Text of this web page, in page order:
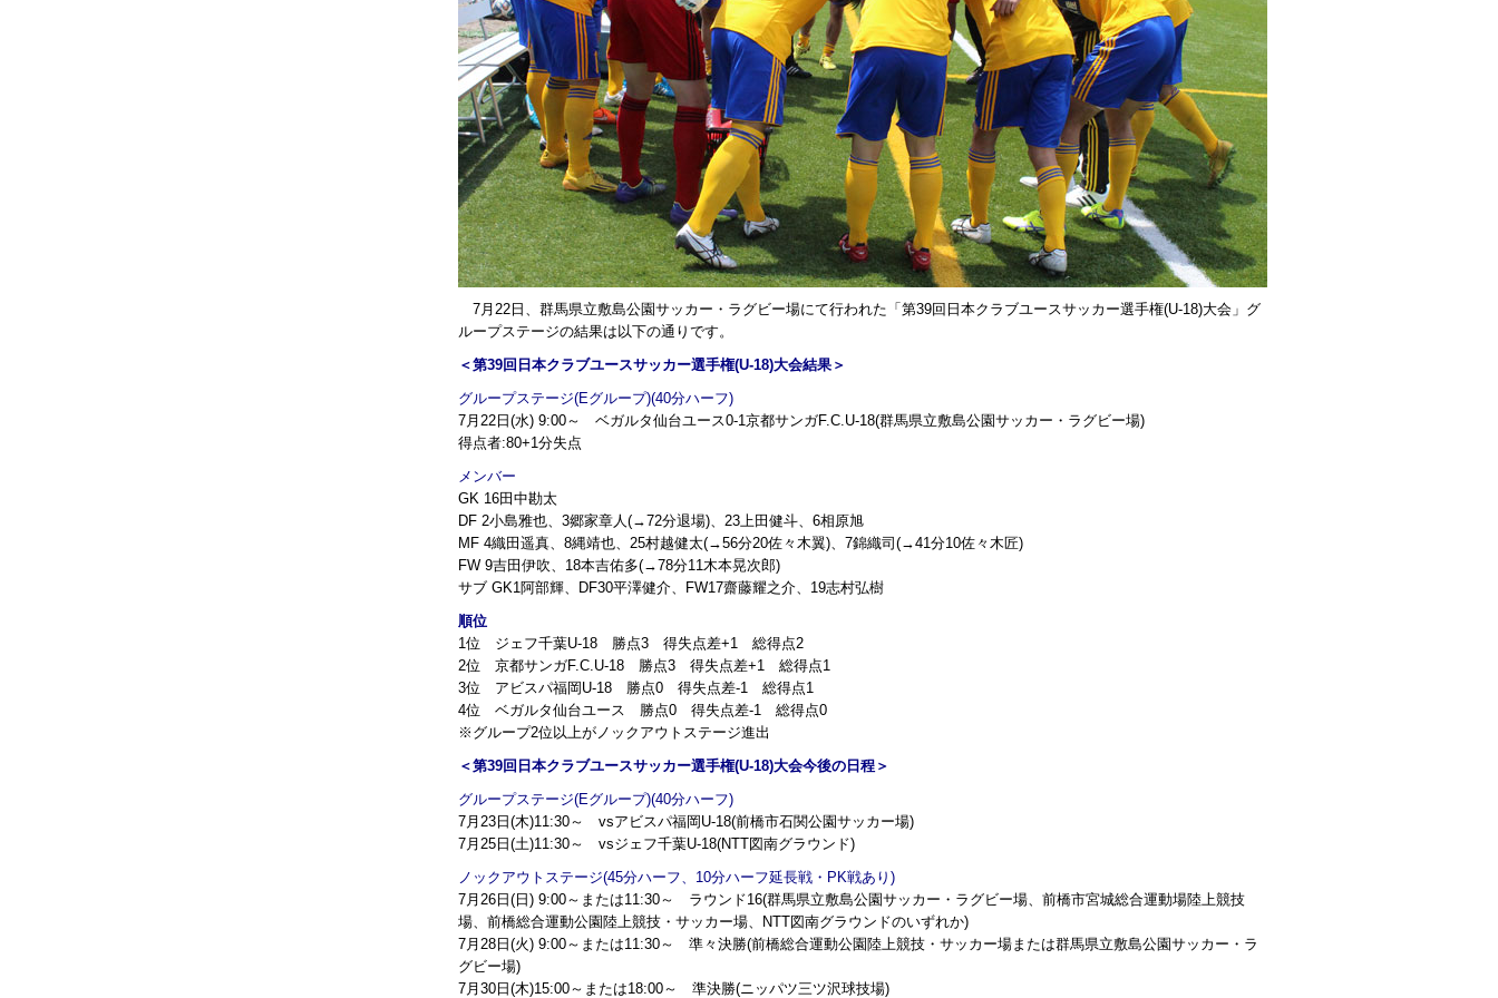
7月22日、群馬県立敷島公園サッカー・ラグビー場にて行われた「第39回日本クラブユースサッカー選手権(U-18)大会」グ
ループステージの結果は以下の通りです。
＜第39回日本クラブユースサッカー選手権(U-18)大会結果＞
グループステージ(Eグループ)(40分ハーフ)
7月22日(水) 9:00～ ベガルタ仙台ユース0-1京都サンガF.C.U-18(群馬県立敷島公園サッカー・ラグビー場)
得点者:80+1分失点
メンバー
GK 16田中勘太
DF 2小島雅也、3郷家章人(→72分退場)、23上田健斗、6相原旭
MF 4織田遥真、8縄靖也、25村越健太(→56分20佐々木翼)、7錦織司(→41分10佐々木匠)
FW 9吉田伊吹、18本吉佑多(→78分11木本晃次郎)
サブ GK1阿部輝、DF30平澤健介、FW17齋藤耀之介、19志村弘樹
順位
1位 ジェフ千葉U-18 勝点3 得失点差+1 総得点2
2位 京都サンガF.C.U-18 勝点3 得失点差+1 総得点1
3位 アビスパ福岡U-18 勝点0 得失点差-1 総得点1
4位 ベガルタ仙台ユース 勝点0 得失点差-1 総得点0
※グループ2位以上がノックアウトステージ進出
＜第39回日本クラブユースサッカー選手権(U-18)大会今後の日程＞
グループステージ(Eグループ)(40分ハーフ)
7月23日(木)11:30～ vsアビスパ福岡U-18(前橋市石関公園サッカー場)
7月25日(土)11:30～ vsジェフ千葉U-18(NTT図南グラウンド)
ノックアウトステージ(45分ハーフ、10分ハーフ延長戦・PK戦あり)
7月26日(日) 9:00～または11:30～ ラウンド16(群馬県立敷島公園サッカー・ラグビー場、前橋市宮城総合運動場陸上競技
場、前橋総合運動公園陸上競技・サッカー場、NTT図南グラウンドのいずれか)
7月28日(火) 9:00～または11:30～ 準々決勝(前橋総合運動公園陸上競技・サッカー場または群馬県立敷島公園サッカー・ラ
グビー場)
7月30日(木)15:00～または18:00～ 準決勝(ニッパツ三ツ沢球技場)